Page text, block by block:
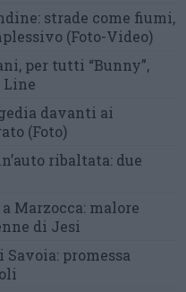
strade come fiumi,
(Foto-Video)
per tutti “Bunny”,
Line
davanti ai
(Foto)
ribaltata: due
Marzocca: malore
di Jesi
Savoia: promessa